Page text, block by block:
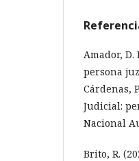
Amador, D.
persona
Cárdenas,
Judicial:
Nacional
Brito, R.